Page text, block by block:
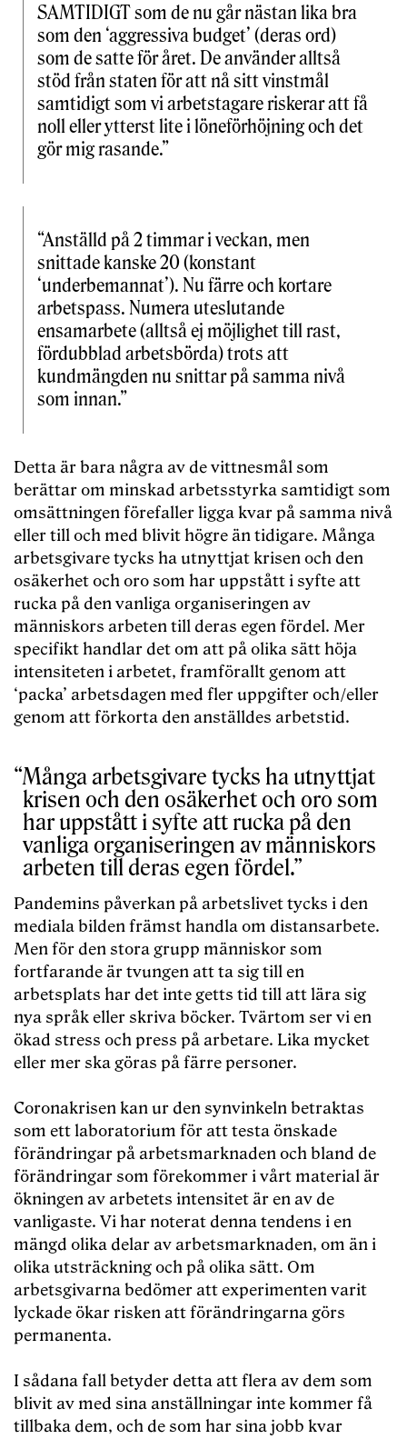
SAMTIDIGT som de nu går nästan lika bra
som den ‘aggressiva budget’ (deras ord)
som de satte för året. De använder alltså
stöd från staten för att nå sitt vinstmål
samtidigt som vi arbetstagare riskerar att få
noll eller ytterst lite i löneförhöjning och det
gör mig rasande.”
“Anställd på 2 timmar i veckan, men
snittade kanske 20 (konstant
‘underbemannat’). Nu färre och kortare
arbetspass. Numera uteslutande
ensamarbete (alltså ej möjlighet till rast,
fördubblad arbetsbörda) trots att
kundmängden nu snittar på samma nivå
som innan.”
Detta är bara några av de vittnesmål som
berättar om minskad arbetsstyrka samtidigt som
omsättningen förefaller ligga kvar på samma nivå
eller till och med blivit högre än tidigare. Många
arbetsgivare tycks ha utnyttjat krisen och den
osäkerhet och oro som har uppstått i syfte att
rucka på den vanliga organiseringen av
människors arbeten till deras egen fördel. Mer
specifikt handlar det om att på olika sätt höja
intensiteten i arbetet, framförallt genom att
‘packa’ arbetsdagen med fler uppgifter och/eller
genom att förkorta den anställdes arbetstid.
Många arbetsgivare tycks ha utnyttjat
krisen och den osäkerhet och oro som
har uppstått i syfte att rucka på den
vanliga organiseringen av människors
arbeten till deras egen fördel.
Pandemins påverkan på arbetslivet tycks i den
mediala bilden främst handla om distansarbete.
Men för den stora grupp människor som
fortfarande är tvungen att ta sig till en
arbetsplats har det inte getts tid till att lära sig
nya språk eller skriva böcker. Tvärtom ser vi en
ökad stress och press på arbetare. Lika mycket
eller mer ska göras på färre personer.
Coronakrisen kan ur den synvinkeln betraktas
som ett laboratorium för att testa önskade
förändringar på arbetsmarknaden och bland de
förändringar som förekommer i vårt material är
ökningen av arbetets intensitet är en av de
vanligaste. Vi har noterat denna tendens i en
mängd olika delar av arbetsmarknaden, om än i
olika utsträckning och på olika sätt. Om
arbetsgivarna bedömer att experimenten varit
lyckade ökar risken att förändringarna görs
permanenta.
I sådana fall betyder detta att flera av dem som
blivit av med sina anställningar inte kommer få
tillbaka dem, och de som har sina jobb kvar